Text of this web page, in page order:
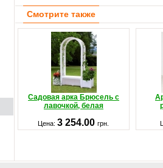
Смотрите также
Садовая арка Брюсель с
лавочкой, белая
Цена:3 254.00грн.